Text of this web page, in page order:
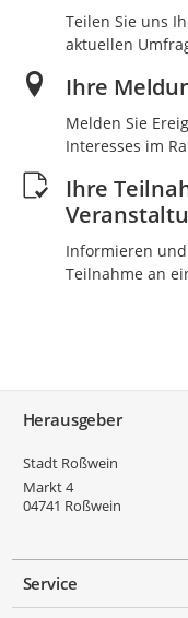
Teilen Sie uns
aktuellen
Ihre
Melden Sie
Interesses im
Ihre
Informieren
Teilnahme an
Herausgeber
Stadt Roßwein
Markt 4
04741 Roßwein
Service